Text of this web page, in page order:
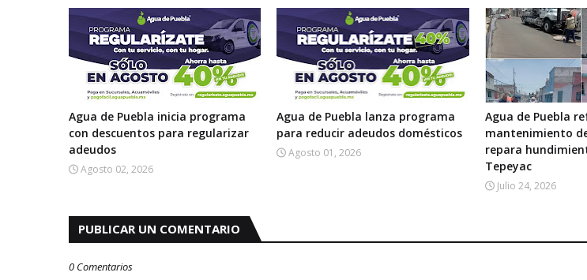
Agua de Puebla inicia programa
con descuentos para regularizar
adeudos
Agosto 02, 2026
Agua de Puebla lanza programa
para reducir adeudos domésticos
Agosto 01, 2026
Agua de Puebla
mantenimiento
repara
Tepeyac
Julio 24, 2026
PUBLICAR UN COMENTARIO
0 Comentarios